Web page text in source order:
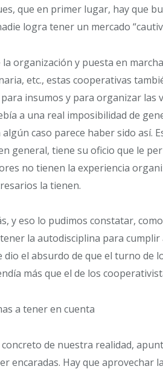
que en primer lugar, hay que
logra tener un mercado
organización y puesta en
etc., estas cooperativas
insumos y para organizar las
a una real imposibilidad de
algún caso parece haber sido así.
general, tiene su oficio que le
no tienen la experiencia
la tienen.
y eso lo pudimos constatar,
la autodisciplina para cumplir
dio el absurdo de que el turno de
más que el de los
a tener en cuenta
concreto de nuestra realidad,
encaradas. Hay que